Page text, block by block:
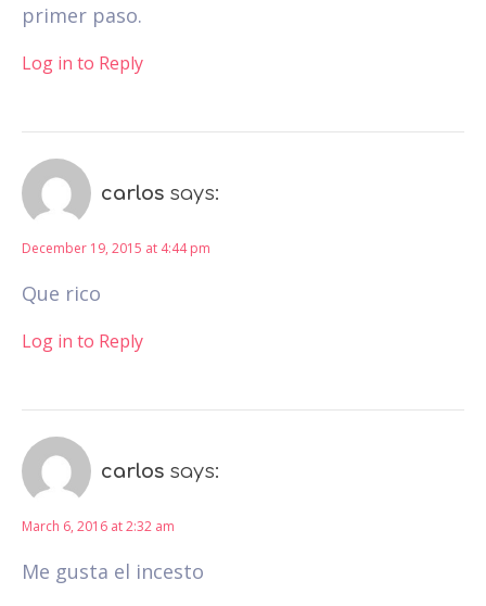
primer paso.
Log in to Reply
carlos says:
December 19, 2015 at 4:44 pm
Que rico
Log in to Reply
carlos says:
March 6, 2016 at 2:32 am
Me gusta el incesto